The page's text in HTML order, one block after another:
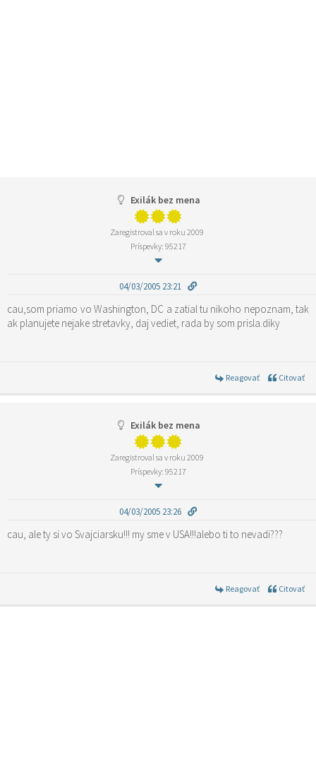
Exilák bez mena
Zaregistroval sa v roku 2009
Príspevky: 95217
04/03/2005 23:21
cau,som priamo vo Washington, DC a zatial tu nikoho nepoznam, tak
ak planujete nejake stretavky, daj vediet, rada by som prisla.diky
Reagovať Citovať
Exilák bez mena
Zaregistroval sa v roku 2009
Príspevky: 95217
04/03/2005 23:26
cau, ale ty si vo Svajciarsku!!! my sme v USA!!!alebo ti to nevadi???
Reagovať Citovať